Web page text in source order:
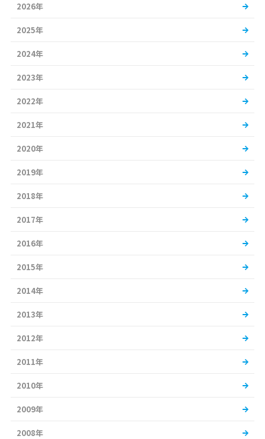
2026年
2025年
2024年
2023年
2022年
2021年
2020年
2019年
2018年
2017年
2016年
2015年
2014年
2013年
2012年
2011年
2010年
2009年
2008年